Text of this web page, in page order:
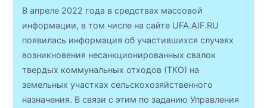
В апреле 2022 года в средствах массовой
информации, в том числе на сайте UFA.AIF.RU
появилась информация об участившихся случаях
возникновения несанкционированных свалок
твердых коммунальных отходов (ТКО) на
земельных участках сельскохозяйственного
назначения. В связи с этим по заданию Управления